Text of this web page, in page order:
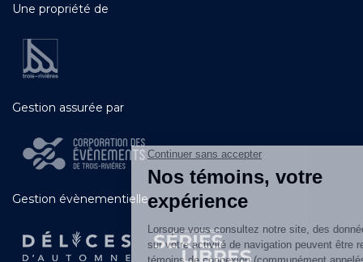
Une propriété de
Gestion assurée par
Gestion évènementielle